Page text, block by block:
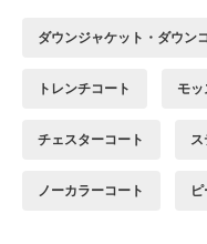
ダウンジャケット・ダウン
トレンチコート モッ
チェスターコート ス
ノーカラーコート